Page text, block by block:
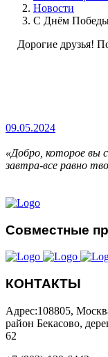
Новости
С Днём
Дорогие друзья!
09.05.2024
«Добро, которое вы
завтра-все равно
Совместные
КОНТАКТЫ
Адрес:108805,
район Бекасово,
62